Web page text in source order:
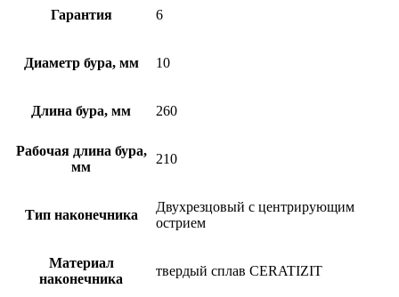
Гарантия 6
Диаметр бура, мм 10
Длина бура, мм 260
Рабочая длина бура,
мм
210
Тип наконечника
Двухрезцовый с центрирующим
острием
Материал
наконечника
твердый сплав CERATIZIT